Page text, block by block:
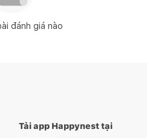
đánh giá nào
Tải app Happynest tại